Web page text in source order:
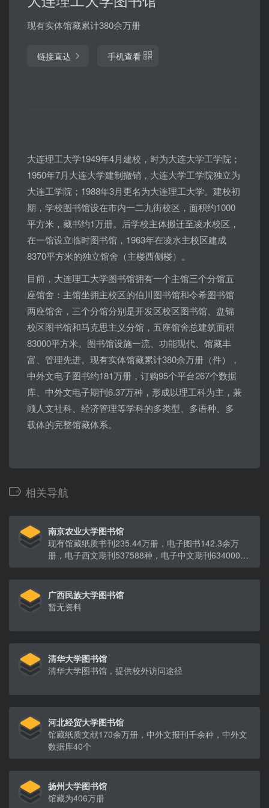
现有实体馆藏累计380余万册
链接直达 手机查看
大连理工大学1949年4月建校，时为大连大学工学院；
1950年7月大连大学建制撤销，大连大学工学院独立为
大连工学院；1988年3月更名为大连理工大学。建校初
期，学校图书馆设在市内一二九街校区，面积约1000
平方米，藏书约1万册。后学校主体搬迁至凌水校区，
在一馆设立临时图书馆，1963年在凌水主校区建成
8370平方米的独立馆舍（主楼西侧楼）。
目前，大连理工大学图书馆拥有一个主馆三个分馆五
座馆舍：主馆坐拥主校区的伯川图书馆和令希图书馆
两座馆舍，三个分馆分别是开发区校区图书馆、盘锦
校区图书馆和马克思主义分馆，五座馆舍总建筑面积
83000平方米。图书馆设施一流、功能现代、馆藏丰
富、管理先进。现有实体馆藏累计380余万册（件），
中外文电子图书约181万册，订购95个平台267个数据
库、中外文电子期刊6.37万种，形成以理工科为主，兼
顾人文社科、经济管理等学科的多类型、多语种、多
载体的完整馆藏体系。
相关导航
南京农业大学图书馆
现有馆藏纸质书刊235.44万册，电子图书142.3余万
册，电子西文期刊537588种，电子中文期刊634000
种，国内外数据库37种（永久使用权）
广西民族大学图书馆
暂无资料
清华大学图书馆
清华大学图书馆，提供校外访问途径
河北经贸大学图书馆
馆藏纸质文献170余万册，中外文报刊千余种，中外文
数据库40个
扬州大学图书馆
馆藏为406万册